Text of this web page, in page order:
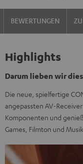
BEWERTUNGEN
Highlights
Darum lieben wir
Die neue, spielfertige
angepassten AV-
Komponenten und
Games, Filmton und